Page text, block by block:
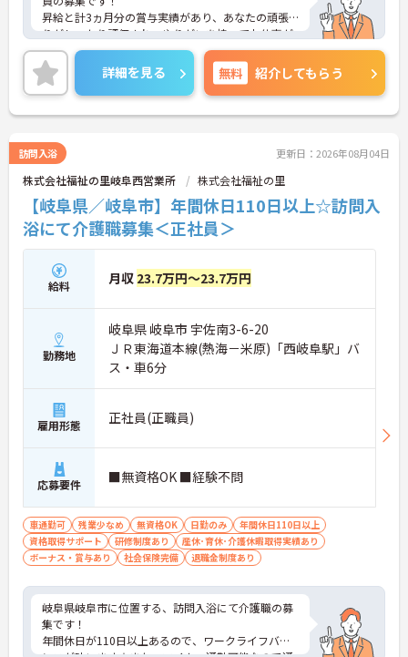
昇給と計3ヵ月分の賞与実績があり、あなたの頑張
りがしっかり評価され、やりがいを持ってお仕事が
できます！
また、月9日お休みがあり、夏季休暇などの休暇も
充実しているため、プライベートの時間をしっかり
確保でき、仕事との両立がしやすい職場です◎
ご興味ある方は面接ポイントをお伝えしますので、
詳細を見る 無料 紹介してもらう
訪問入浴 更新日：2026年08月04日
株式会社福祉の里岐阜西営業所 株式会社福祉の里
【岐阜県／岐阜市】年間休日110日以上☆訪問入
浴にて介護職募集＜正社員＞
給料 月収 23.7万円～23.7万円
勤務地
岐阜県 岐阜市 宇佐南3-6-20
ＪＲ東海道本線(熱海－米原)「西岐阜駅」バ
ス・車6分
雇用形態 正社員(正職員)
応募要件 ■無資格OK ■経験不問
車通勤可 残業少なめ 無資格OK 日勤のみ
年間休日110日以上
資格取得サポート
研修制度あり
産休･育休･介護休暇取得実績あり
ボーナス・賞与あり
社会保険完備 退職金制度あり
岐阜県岐阜市に位置する、訪問入浴にて介護職の募
集です！
年間休日が110日以上あるので、ワークライフバラ